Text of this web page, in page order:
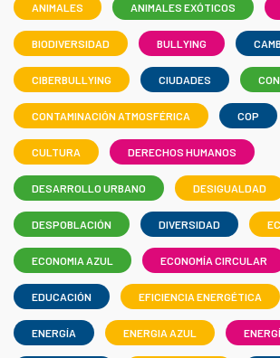
ANIMALES ANIMALES EXÓTICOS
BIODIVERSIDAD BULLYING
CIBERBULLYING CIUDADES
CONTAMINACIÓN ATMOSFÉRICA COP
CULTURA DERECHOS HUMANOS
DESARROLLO URBANO DESIGUALDAD
DESPOBLACIÓN DIVERSIDAD
ECONOMIA AZUL ECONOMÍA CIRCULAR
EDUCACIÓN EFICIENCIA ENERGÉTICA
ENERGÍA ENERGIA AZUL